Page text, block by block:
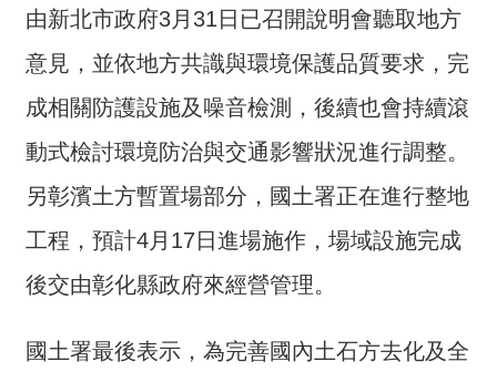
頁
網
站
覽
民
意
箱
雙
由新北市政府3月31日已召開說明會聽取地方
意見，並依地方共識與環境保護品質要求，完
成相關防護設施及噪音檢測，後續也會持續滾
動式檢討環境防治與交通影響狀況進行調整。
另彰濱土方暫置場部分，國土署正在進行整地
工程，預計4月17日進場施作，場域設施完成
後交由彰化縣政府來經營管理。
國土署最後表示，為完善國內土石方去化及全